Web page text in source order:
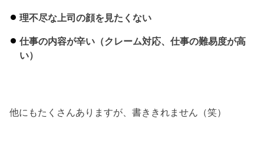
理不尽な上司の顔を見たくない
仕事の内容が辛い（クレーム対応、仕事の難易度が高
い）
他にもたくさんありますが、書ききれません（笑）